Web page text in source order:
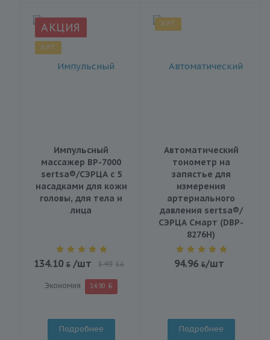
АКЦИЯ
ХИТ
Импульсный
массажер BP-7000
sertsa®/СЭРЦА с 5
насадками для кожи
головы, для тела и
лица
134.10 /шт 149 BYN
Экономия 14.90
Подробнее
ХИТ
Автоматический
тонометр на
запястье для
измерения
артериального
давления sertsa®/
СЭРЦА Смарт (DBP-
8276H)
94.96 /шт
Подробнее